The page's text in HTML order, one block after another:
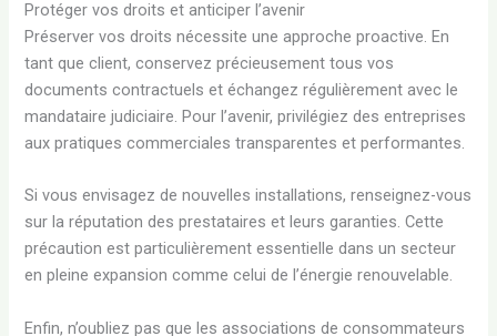
Protéger vos droits et anticiper l’avenir
Préserver vos droits nécessite une approche proactive. En
tant que client, conservez précieusement tous vos
documents contractuels et échangez régulièrement avec le
mandataire judiciaire. Pour l’avenir, privilégiez des entreprises
aux pratiques commerciales transparentes et performantes.
Si vous envisagez de nouvelles installations, renseignez-vous
sur la réputation des prestataires et leurs garanties. Cette
précaution est particulièrement essentielle dans un secteur
en pleine expansion comme celui de l’énergie renouvelable.
Enfin, n’oubliez pas que les associations de consommateurs